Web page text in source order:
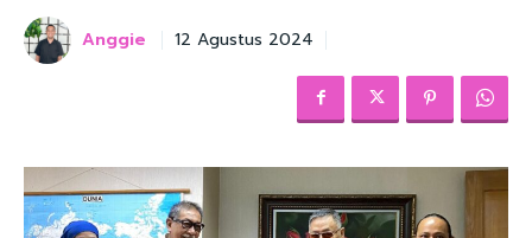
Anggie 12 Agustus 2024